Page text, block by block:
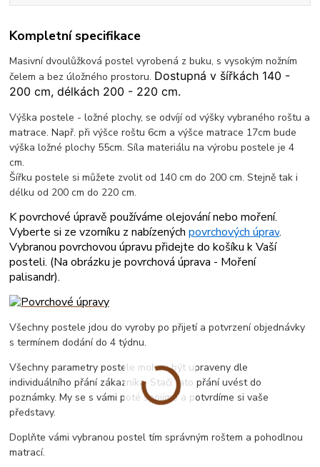
Kompletní specifikace
Masivní dvoulůžková postel vyrobená z buku, s vysokým nožním
čelem a bez úložného prostoru. Dostupná v šířkách 140 -
200 cm, délkách 200 - 220 cm.
Výška postele - ložné plochy, se odvíjí od výšky vybraného roštu a
matrace. Např. při výšce roštu 6cm a výšce matrace 17cm bude
výška ložné plochy 55cm. Síla materiálu na výrobu postele je 4
cm.
Šířku postele si můžete zvolit od 140 cm do 200 cm. Stejně tak i
délku od 200 cm do 220 cm.
K povrchové úpravě používáme olejování nebo moření.
Vyberte si ze vzorníku z nabízenýchpovrchových úprav.
Vybranou povrchovou úpravu přidejte do košíku k Vaší
posteli. (Na obrázku je povrchová úprava - Moření
palisandr).
Všechny postele jdou do vyroby po přijetí a potvrzení objednávky
s termínem dodání do 4 týdnu.
Všechny parametry postele mohou být upraveny dle
individuálního přání zákazníka. Stačí tato přání uvést do
poznámky. My se s vámi poté spojíme a potvrdíme si vaše
představy.
Doplňte vámi vybranou postel tím správným roštem a pohodlnou
matrací.